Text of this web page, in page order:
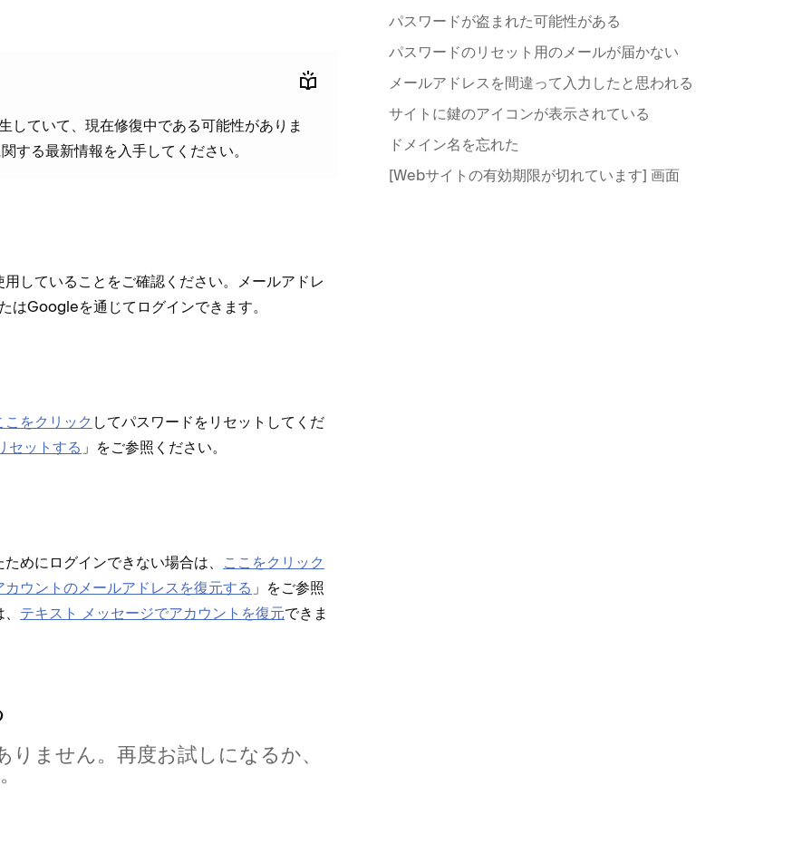
していて⁠、現在修復中である可能性がありま
する最新情報を入手してください⁠。
していることをご確認ください⁠。メ⁠ールアドレ
Googleを通じてログインできます⁠。
こをクリ⁠ック してパスワ⁠ードをリセ⁠ットしてくだ
セ⁠ットする ⁠」をご参照ください⁠。
めにログインできない場合は⁠、 ここをクリ⁠ック
カウントのメ⁠ールアドレスを復元する ⁠」をご参照
テキスト メ⁠ッセ⁠ージでアカウントを復元できま
ません⁠。再度お試しになるか⁠、
パスワ⁠ードが盗まれた可能性がある
パスワ⁠ードのリセ⁠ット用のメ⁠ールが届かない
メ⁠ールアドレスを間違⁠って入力したと思われる
サイトに鍵のアイコンが表示されている
ドメイン名を忘れた
[⁠Webサイトの有効期限が切れています⁠] 画面